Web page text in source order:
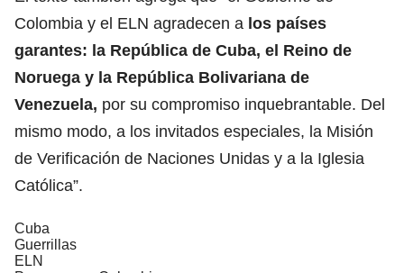
Colombia y el ELN agradecen a los países
garantes: la República de Cuba, el Reino de
Noruega y la República Bolivariana de
Venezuela, por su compromiso inquebrantable. Del
mismo modo, a los invitados especiales, la Misión
de Verificación de Naciones Unidas y a la Iglesia
Católica”.
Cuba
Guerrillas
ELN